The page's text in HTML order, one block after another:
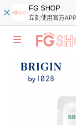
FG SHOP
立刻使用官方APP